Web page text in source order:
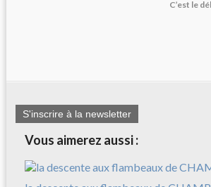
C’est le
S'inscrire à la newsletter
Vous aimerez aussi :